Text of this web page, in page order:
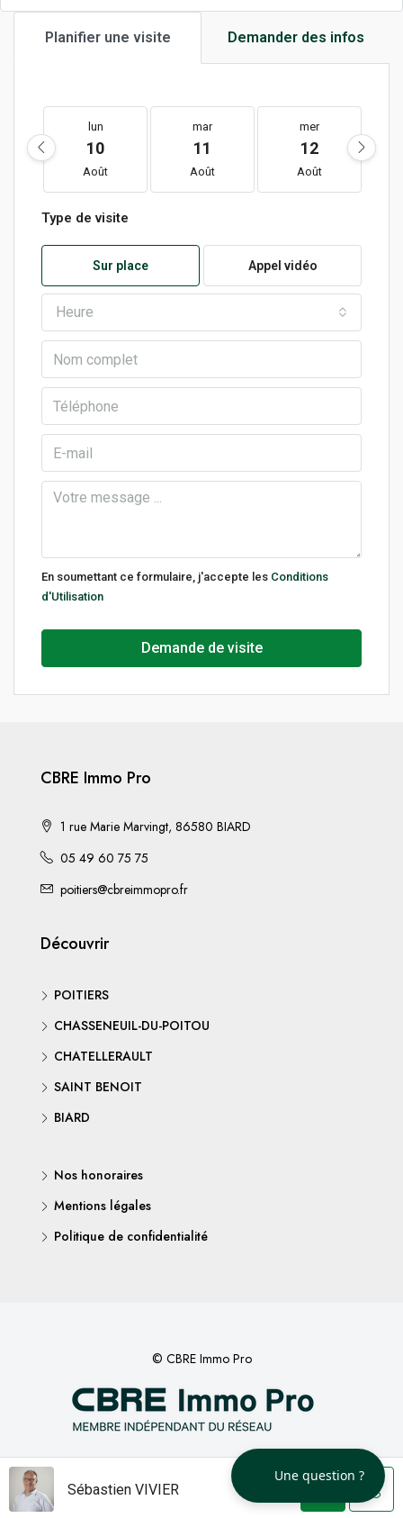
Planifier une visite Demander des infos
lun
10
Août
mar
11
Août
mer
12
Août
Type de visite
Sur place Appel vidéo
Heure
En soumettant ce formulaire, j'accepte les Conditions
d'Utilisation
Demande de visite
CBRE Immo Pro
1 rue Marie Marvingt, 86580 BIARD
05 49 60 75 75
poitiers@cbreimmopro.fr
Découvrir
POITIERS
CHASSENEUIL-DU-POITOU
CHATELLERAULT
SAINT BENOIT
BIARD
Nos honoraires
Mentions légales
Politique de confidentialité
© CBRE Immo Pro
Sébastien VIVIER
Une question ?